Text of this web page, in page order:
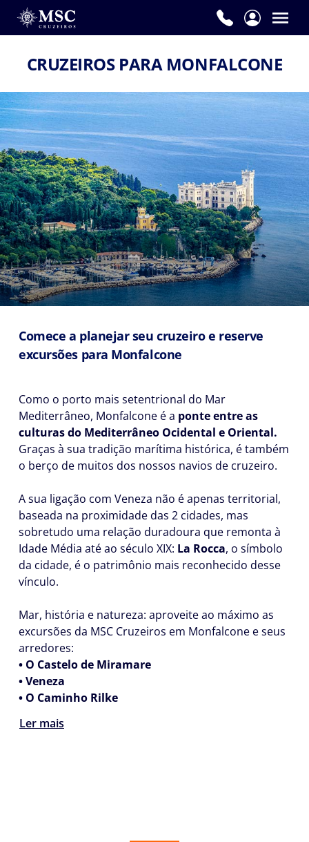
CRUZEIROS PARA MONFALCONE
Comece a planejar seu cruzeiro e reserve
excursões para Monfalcone
Como o porto mais setentrional do Mar
Mediterrâneo, Monfalcone é a ponte entre as
culturas do Mediterrâneo Ocidental e Oriental.
Graças à sua tradição marítima histórica, é também
o berço de muitos dos nossos navios de cruzeiro.
A sua ligação com Veneza não é apenas territorial,
baseada na proximidade das 2 cidades, mas
sobretudo uma relação duradoura que remonta à
Idade Média até ao século XIX: La Rocca, o símbolo
da cidade, é o patrimônio mais reconhecido desse
vínculo.
Mar, história e natureza: aproveite ao máximo as
excursões da MSC Cruzeiros em Monfalcone e seus
arredores:
• O Castelo de Miramare
• Veneza
• O Caminho Rilke
Ler mais